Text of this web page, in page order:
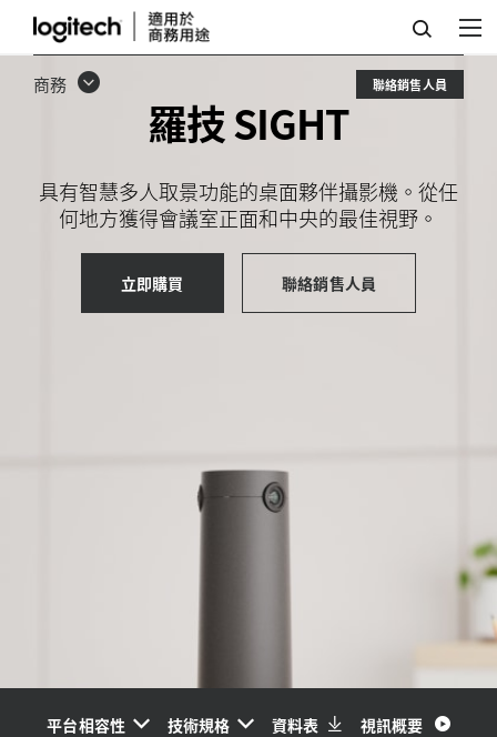
羅
技商務 聯絡銷售人員
羅技 SIGHT
具有智慧多人取景功能的桌面夥伴攝影機。從任
何地方獲得會議室正面和中央的最佳視野。
立即購買 聯絡銷售人員
平台相容性 技術規格 資料表 視訊概要